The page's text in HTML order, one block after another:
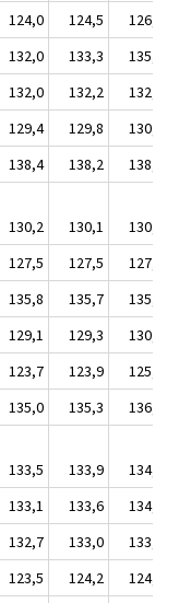
124,0 124,5
126,1
132,0 133,3
135,1
132,0 132,2
132,7
129,4 129,8
130,5
138,4 138,2
138,0
130,2 130,1
130,2
127,5 127,5
127,6
135,8 135,7
135,5
129,1 129,3
130,3
123,7 123,9
125,0
135,0 135,3
136,2
133,5 133,9
134,4
133,1 133,6
134,2
132,7 133,0
133,4
123,5 124,2
124,5